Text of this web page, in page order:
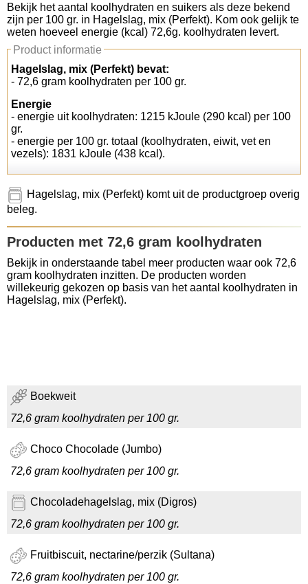
Koolhydraten tellen
Links
Bekijk het aantal koolhydraten en suikers als deze bekend
zijn per 100 gr. in Hagelslag, mix (Perfekt). Kom ook gelijk te
weten hoeveel energie (kcal) 72,6g. koolhydraten levert.
Product informatie
Hagelslag, mix (Perfekt) bevat:
- 72,6 gram koolhydraten per 100 gr.
Energie
- energie uit koolhydraten: 1215 kJoule (290 kcal) per 100
gr.
- energie per 100 gr. totaal (koolhydraten, eiwit, vet en
vezels): 1831 kJoule (438 kcal).
Hagelslag, mix (Perfekt) komt uit de productgroep overig
beleg.
Producten met 72,6 gram koolhydraten
Bekijk in onderstaande tabel meer producten waar ook 72,6
gram koolhydraten inzitten. De producten worden
willekeurig gekozen op basis van het aantal koolhydraten in
Hagelslag, mix (Perfekt).
Boekweit
72,6 gram koolhydraten per 100 gr.
Choco Chocolade (Jumbo)
72,6 gram koolhydraten per 100 gr.
Chocoladehagelslag, mix (Digros)
72,6 gram koolhydraten per 100 gr.
Fruitbiscuit, nectarine/perzik (Sultana)
72,6 gram koolhydraten per 100 gr.